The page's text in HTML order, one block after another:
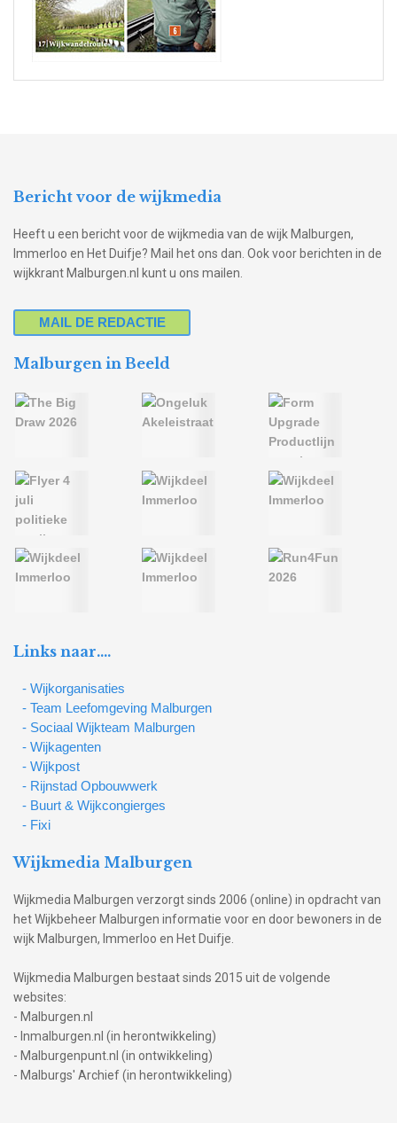
Bericht voor de wijkmedia
Heeft u een bericht voor de wijkmedia van de wijk Malburgen,
Immerloo en Het Duifje? Mail het ons dan. Ook voor berichten in de
wijkkrant Malburgen.nl kunt u ons mailen.
MAIL DE REDACTIE
Malburgen in Beeld
Links naar….
- Wijkorganisaties
- Team Leefomgeving Malburgen
- Sociaal Wijkteam Malburgen
- Wijkagenten
- Wijkpost
- Rijnstad Opbouwwerk
- Buurt & Wijkcongierges
- Fixi
Wijkmedia Malburgen
Wijkmedia Malburgen verzorgt sinds 2006 (online) in opdracht van
het Wijkbeheer Malburgen informatie voor en door bewoners in de
wijk Malburgen, Immerloo en Het Duifje.
Wijkmedia Malburgen bestaat sinds 2015 uit de volgende
websites:
- Malburgen.nl
- Inmalburgen.nl (in herontwikkeling)
- Malburgenpunt.nl (in ontwikkeling)
- Malburgs' Archief (in herontwikkeling)